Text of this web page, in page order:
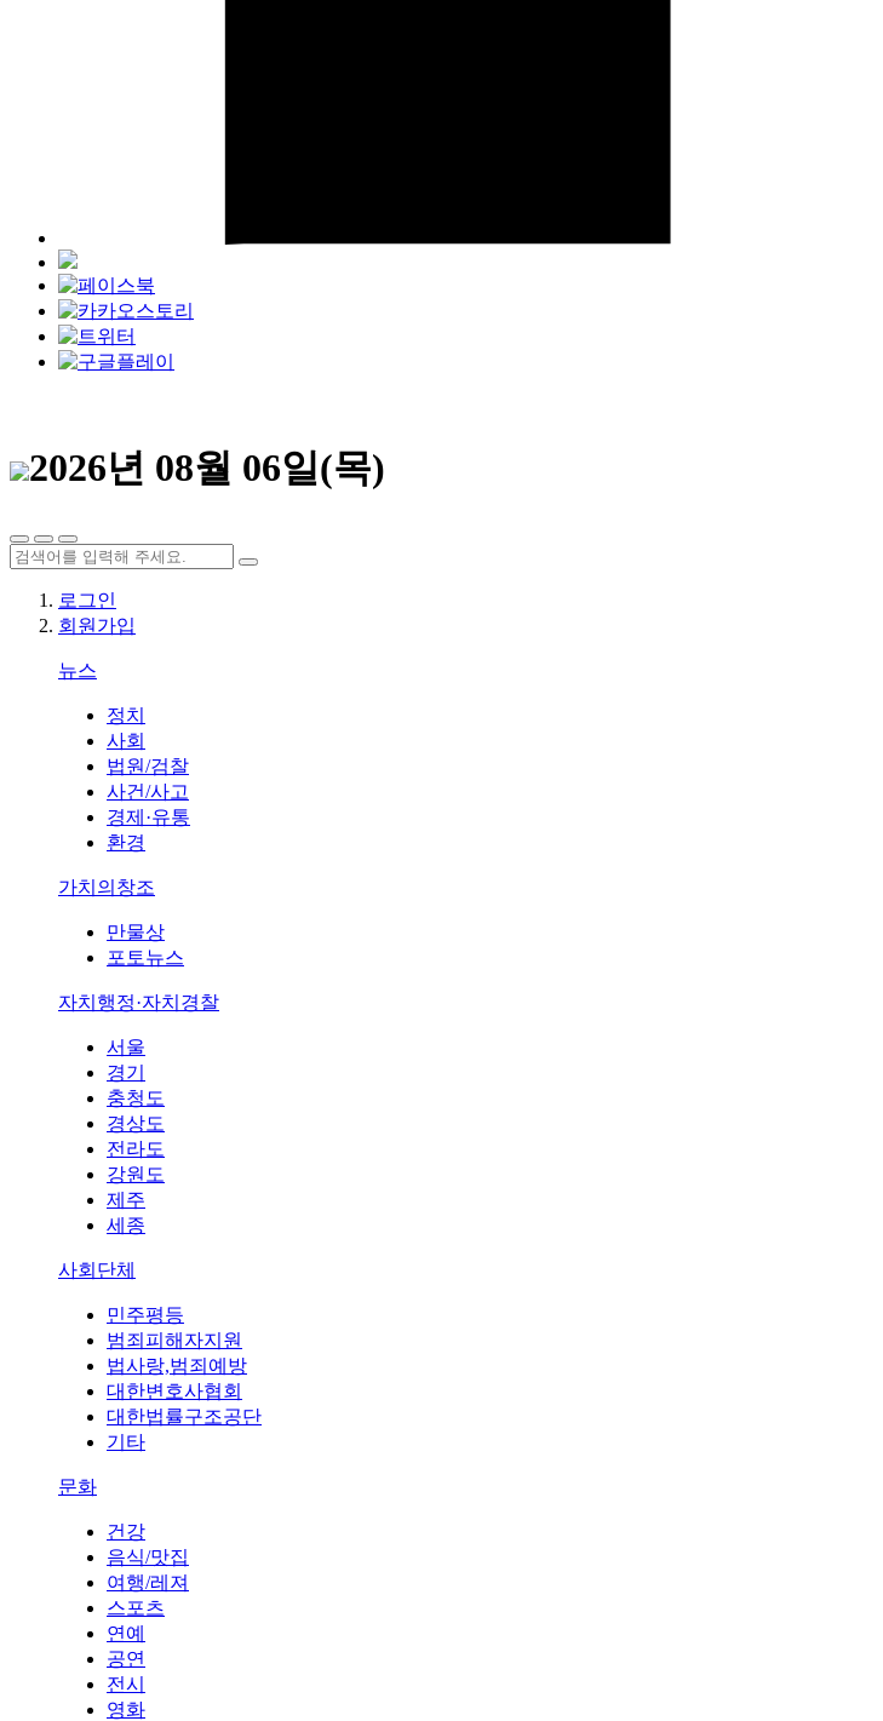
2026년 08월 06일(목)
로그인
회원가입
뉴스
정치
사회
법원/검찰
사건/사고
경제·유통
환경
가치의창조
만물상
포토뉴스
자치행정·자치경찰
서울
경기
충청도
경상도
전라도
강원도
제주
세종
사회단체
민주평등
범죄피해자지원
법사랑,범죄예방
대한변호사협회
대한법률구조공단
기타
문화
건강
음식/맛집
여행/레져
스포츠
연예
공연
전시
영화